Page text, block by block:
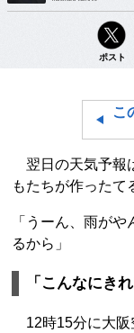
ポスト
こ
翌日の天気予報
もたちが作ったて
「うーん、雨が
るから」
「こんなにき
12時15分に大阪